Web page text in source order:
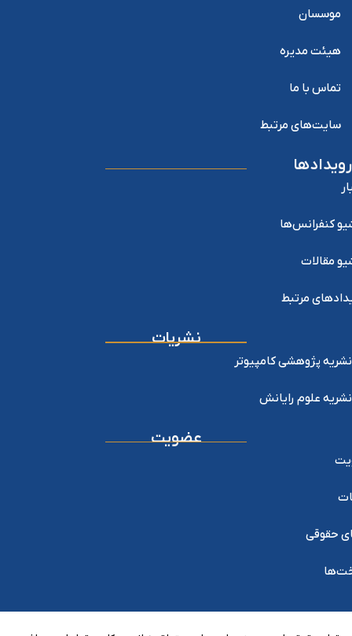
موسسان
هیئت مدیره
تماس با ما
سایت‌های مرتبط
رویدادها
کنفرانس‌ها
مقالات
مرتبط
نشریات
نشریه پژوهشی کامپیوتر
نشریه علوم رایانش
عضویت
حقوقی